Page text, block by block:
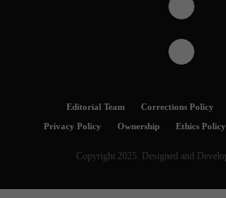
Corrections Policy
Editorial Team
Ethics Policy
Ownership
Privacy Policy